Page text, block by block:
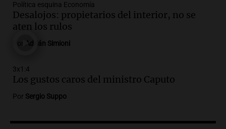
Episodios
Audio.La justicia reconoce el COVID
fallecimiento de un docente
Audio.Encuentran cuerpo en el Riacho
Santa Fe: se trataría de un hombre
desaparecido mientras practicaba
Panorama Federal
Política esquina Economía
Desalojos: propietarios del interior, no se
aten los rulos
Adrián Simioni
3x1:4
Los gustos caros del ministro Caputo
Por Sergio Suppo